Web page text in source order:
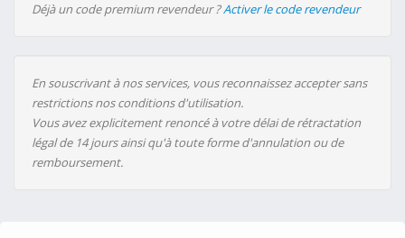
Déjà un code premium revendeur ?Activer le code revendeur
En souscrivant à nos services, vous reconnaissez accepter sans
restrictions nos conditions d'utilisation.
Vous avez explicitement renoncé à votre délai de rétractation
légal de 14 jours ainsi qu'à toute forme d'annulation ou de
remboursement.